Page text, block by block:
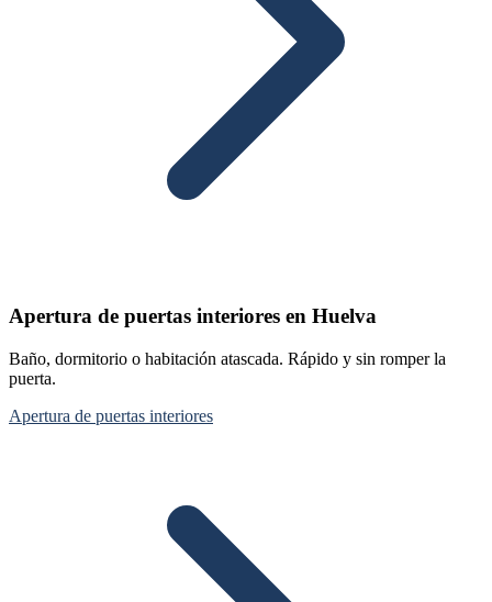
Apertura de puertas interiores en Huelva
Baño, dormitorio o habitación atascada. Rápido y sin romper la
puerta.
Apertura de puertas interiores